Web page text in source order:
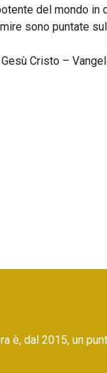
del mondo in
sono puntate
Cristo –
è, dal 2015, un